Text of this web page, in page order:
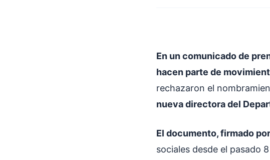
En un comunicado de
hacen parte de
rechazaron el
nueva directora del
El documento, firmado
sociales desde el pasado